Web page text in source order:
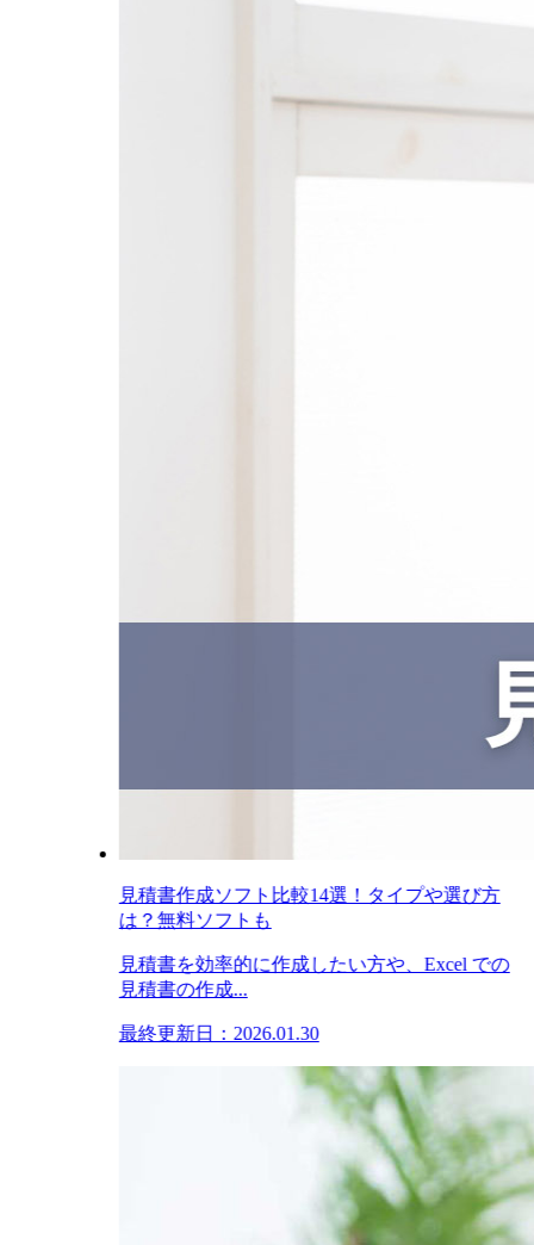
見積書作成ソフト比較14選！タイプや選び方
は？無料ソフトも
見積書を効率的に作成したい方や、Excel での
見積書の作成...
最終更新日：2026.01.30